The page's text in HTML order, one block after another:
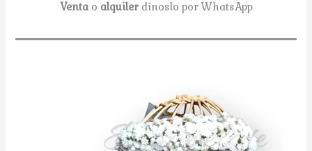
Venta o alquiler dínoslo por WhatsApp